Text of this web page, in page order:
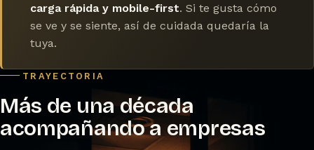
carga rápida y mobile-first. Si te gusta cómo
se ve y se siente, así de cuidada quedaría la
tuya.
TRAYECTORIA
Más de una década
acompañando a empresas